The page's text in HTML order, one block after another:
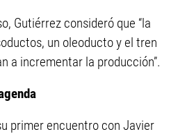
Gutiérrez consideró que “la
un oleoducto y el tren
a incrementar la producción”.
primer encuentro con Javier